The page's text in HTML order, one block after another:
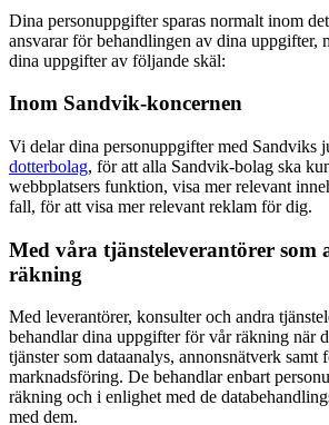
Dina personuppgifter sparas normalt inom
ansvarar för behandlingen av dina uppgifter,
dina uppgifter av följande skäl:
Inom Sandvik-koncernen
Vi delar dina personuppgifter med Sandviks
dotterbolag, för att alla Sandvik-bolag ska
webbplatsers funktion, visa mer relevant
fall, för att visa mer relevant reklam för dig.
Med våra tjänsteleverantörer som
räkning
Med leverantörer, konsulter och andra
behandlar dina uppgifter för vår räkning när
tjänster som dataanalys, annonsnätverk samt
marknadsföring. De behandlar enbart
räkning och i enlighet med de
med dem.